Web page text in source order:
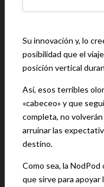
Su innovación y, lo
posibilidad que el
posición vertical
Así, esos terribles
«cabeceo» y que
completa, no
arruinar las
destino.
Como sea, la
que sirve para apoyar